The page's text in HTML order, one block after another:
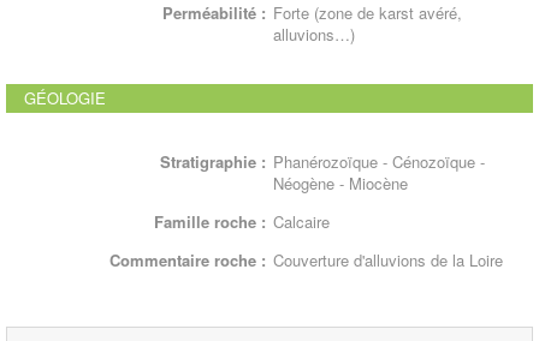
Perméabilité : Forte (zone de karst avéré,
alluvions…)
GÉOLOGIE
Stratigraphie : Phanérozoïque - Cénozoïque -
Néogène - Miocène
Famille roche : Calcaire
Commentaire roche : Couverture d'alluvions de la Loire